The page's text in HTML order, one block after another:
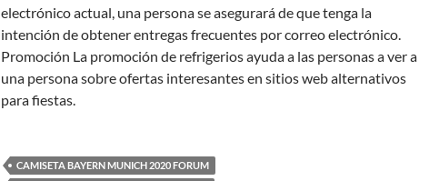
electrónico actual, una persona se asegurará de que tenga la
intención de obtener entregas frecuentes por correo electrónico.
Promoción La promoción de refrigerios ayuda a las personas a ver a
una persona sobre ofertas interesantes en sitios web alternativos
para fiestas.
CAMISETA BAYERN MUNICH 2020 FORUM